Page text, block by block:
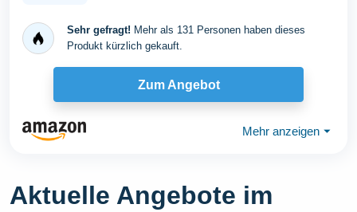
Sehr gefragt! Mehr als 131 Personen haben dieses
Produkt kürzlich gekauft.
Zum Angebot
Mehr anzeigen ⏷
Aktuelle Angebote im